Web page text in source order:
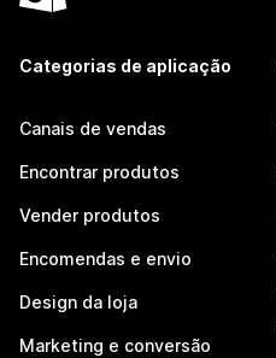
Categorias de aplicação
Canais de vendas
Encontrar produtos
Vender produtos
Encomendas e envio
Design da loja
Marketing e conversão